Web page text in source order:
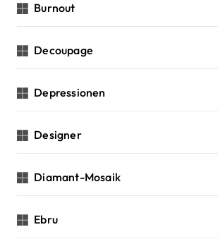
Burnout
Decoupage
Depressionen
Designer
Diamant-Mosaik
Ebru